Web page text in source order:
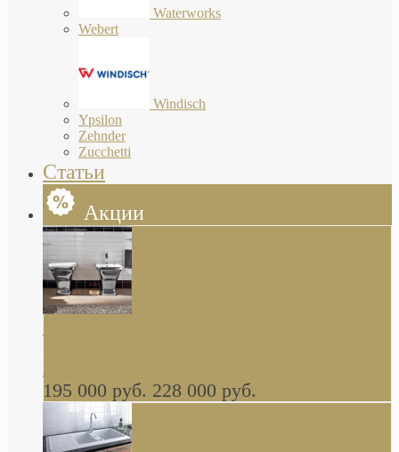
Waterworks
Webert
Windisch
Ypsilon
Zehnder
Zucchetti
Статьи
Акции
Butterfly Scarabeo КОМПЛЕКТ санфаянса
глянцевая платина В НАЛИЧИИ
195 000 руб. 228 000 руб.